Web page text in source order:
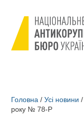
Головна / Усі новини /
року № 78-Р